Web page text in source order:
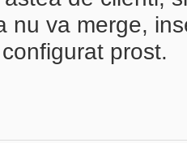
nu va merge,
prost.